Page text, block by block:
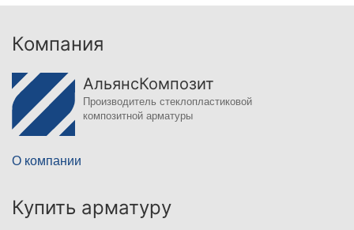
Компания
АльянсКомпозит
Производитель стеклопластиковой
композитной арматуры
О компании
Купить арматуру